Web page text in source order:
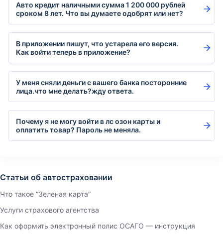
Авто кредит наличными сумма 1 200 000 рублей
сроком 8 лет. Что вы думаете одобрят или нет?
В приложении пишут, что устарела его версия.
Как войти теперь в приложение?
У меня сняли деньги с вашего банка посторонние
лица.что мне делать?жду ответа.
Почему я не могу войти в лс озон карты и
оплатить товар? Пароль не меняла.
Статьи об автостраховании
Что такое “Зеленая карта”
Услуги страхового агентства
Как оформить электронный полис ОСАГО — инструкция